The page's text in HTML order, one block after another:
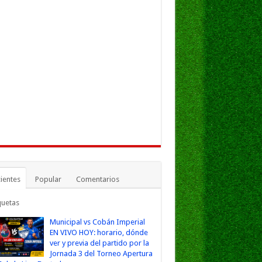
Popular Comentarios
Municipal vs Cobán Imperial
EN VIVO HOY: horario, dónde
ver y previa del partido por la
Jornada 3 del Torneo Apertura